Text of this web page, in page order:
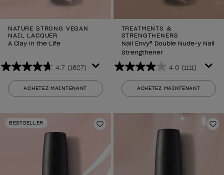
NATURE STRONG VEGAN
NAIL LACQUER
A Clay in the Life
4.7 (1627)
4.7
sur
5
1627
avis
ACHETEZ MAINTENANT
TREATMENTS &
STRENGTHENERS
Nail Envy® Double Nude-y Nail
Strengthener
4.0 (1111)
4.0
sur
5
1111
ACHETEZ MAINTENANT
BESTSELLER
Ajouter aux favoris